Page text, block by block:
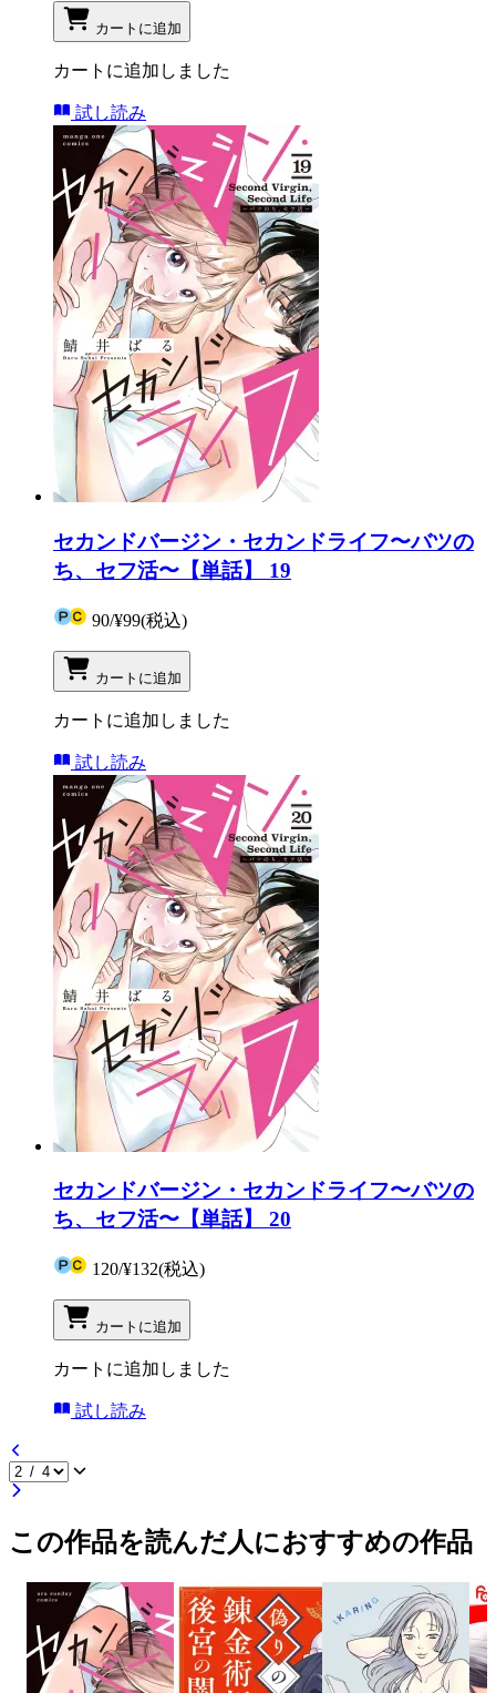
カートに追加
カートに追加しました
試し読み
セカンドバージン・セカンドライフ〜バツの
ち、セフ活〜【単話】 19
90/¥99(税込)
カートに追加
カートに追加しました
試し読み
セカンドバージン・セカンドライフ〜バツの
ち、セフ活〜【単話】 20
120/¥132(税込)
カートに追加
カートに追加しました
試し読み
この作品を読んだ人におすすめの作品